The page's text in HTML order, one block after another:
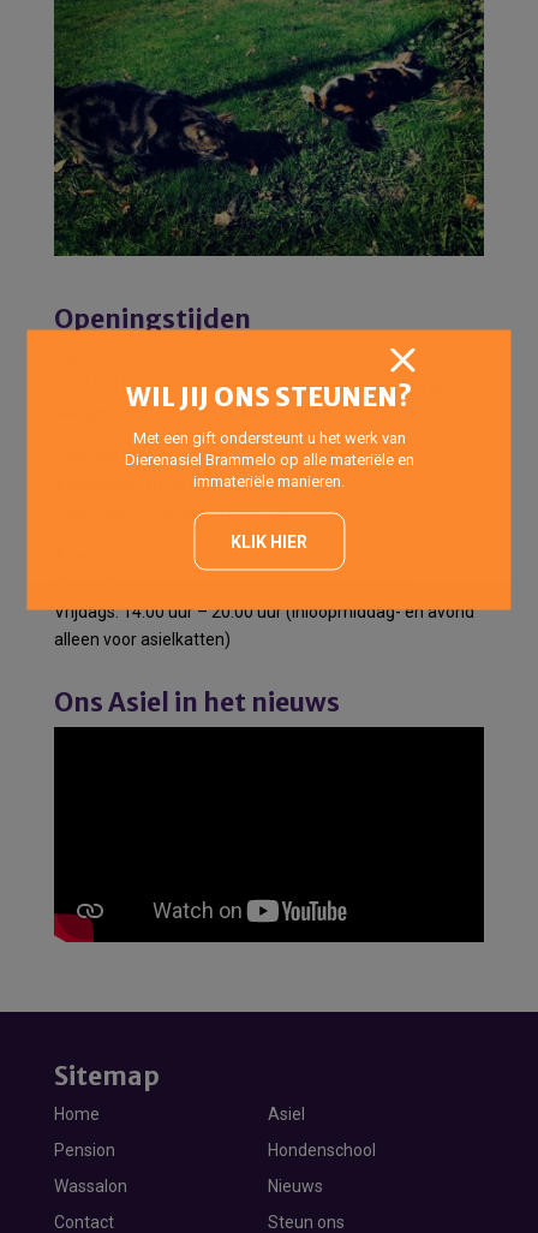
Openingstijden
Voor het halen en brengen van pensiondieren het gehele
jaar geopend op onderstaande tijden:
Elke dag van de week:
’s Morgens: 10:00 uur -12:00 uur
’s Avonds : 17:00 uur -18:00 uur
Vrijdags: 14:00 uur – 20:00 uur (Inloopmiddag- en avond
alleen voor asielkatten)
Ons Asiel in het nieuws
WIL JIJ ONS STEUNEN?
Met een gift ondersteunt u het werk van
Dierenasiel Brammelo op alle materiële en
immateriële manieren.
KLIK HIER
Sitemap
Home
Asiel
Pension
Hondenschool
Wassalon
Nieuws
Contact
Steun ons